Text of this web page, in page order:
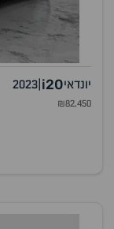
יונדאיi20
2023
₪82,450